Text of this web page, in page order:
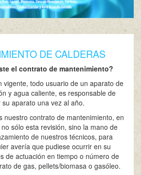
DE CALDERAS
el contrato de mantenimiento?
vigente, todo usuario de un aparato de
y agua caliente, es responsable de
su aparato una vez al año.
nuestro contrato de mantenimiento, en
sólo esta revisión, sino la mano de
de nuestros técnicos, para
avería que pudiese ocurrir en su
de actuación en tiempo o número de
de gas, pellets/biomasa o gasóleo.